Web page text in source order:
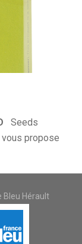
Seeds
propose
Bleu Hérault